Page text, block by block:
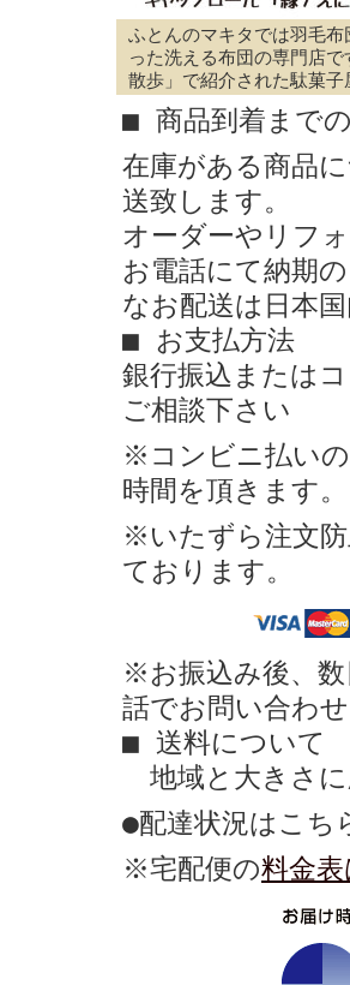
ふとんのマキタでは羽毛
った洗える布団の専門店
散歩」で紹介された駄菓
■ 商品到着まで
在庫がある商品
送致します。
オーダーやリフ
お電話にて納期
なお配送は日本
■ お支払方法
銀行振込または
ご相談下さい
※ コンビニ払い
時間を頂きます。
※いたずら注文
ております。
※お振込み後、
話でお問い合わ
■ 送料について
地域と大きさ
●配達状況はこち
※宅配便の料金